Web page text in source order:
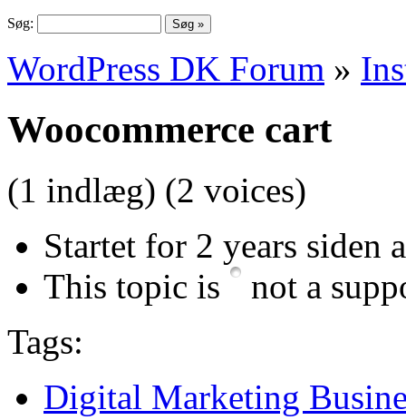
Søg:
WordPress DK Forum »
Woocommerce cart
(1 indlæg) (2 voices)
Startet for 2 years siden
This topic is
not a
Tags:
Digital Marketing